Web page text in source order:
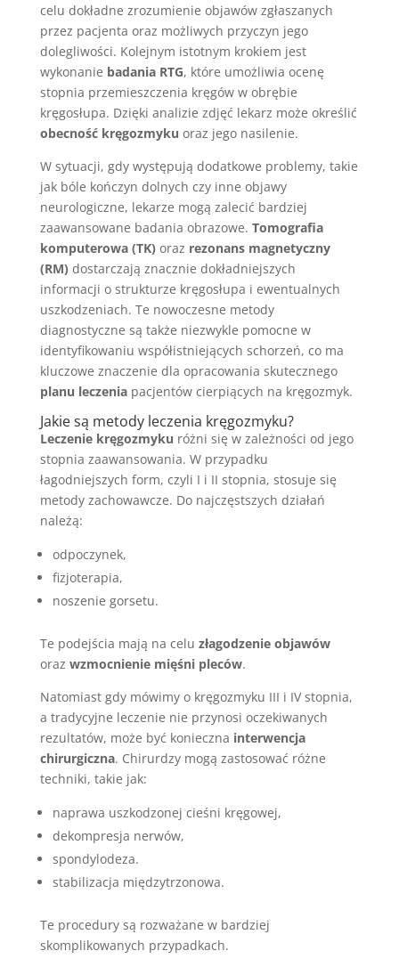
celu dokładne zrozumienie objawów zgłaszanych
przez pacjenta oraz możliwych przyczyn jego
dolegliwości. Kolejnym istotnym krokiem jest
wykonanie badania RTG, które umożliwia ocenę
stopnia przemieszczenia kręgów w obrębie
kręgosłupa. Dzięki analizie zdjęć lekarz może określić
obecność kręgozmyku oraz jego nasilenie.
W sytuacji, gdy występują dodatkowe problemy, takie
jak bóle kończyn dolnych czy inne objawy
neurologiczne, lekarze mogą zalecić bardziej
zaawansowane badania obrazowe. Tomografia
komputerowa (TK) oraz rezonans magnetyczny
(RM) dostarczają znacznie dokładniejszych
informacji o strukturze kręgosłupa i ewentualnych
uszkodzeniach. Te nowoczesne metody
diagnostyczne są także niezwykle pomocne w
identyfikowaniu współistniejących schorzeń, co ma
kluczowe znaczenie dla opracowania skutecznego
planu leczeniapacjentów cierpiących na kręgozmyk.
Jakie są metody leczenia kręgozmyku?
Leczenie kręgozmyku różni się w zależności od jego
stopnia zaawansowania. W przypadku
łagodniejszych form, czyli I i II stopnia, stosuje się
metody zachowawcze. Do najczęstszych działań
należą:
odpoczynek,
fizjoterapia,
noszenie gorsetu.
Te podejścia mają na celu złagodzenie objawów
oraz wzmocnienie mięśni pleców.
Natomiast gdy mówimy o kręgozmyku III i IV stopnia,
a tradycyjne leczenie nie przynosi oczekiwanych
rezultatów, może być konieczna interwencja
chirurgiczna. Chirurdzy mogą zastosować różne
techniki, takie jak:
naprawa uszkodzonej cieśni kręgowej,
dekompresja nerwów,
spondylodeza.
stabilizacja międzytrzonowa.
Te procedury są rozważane w bardziej
skomplikowanych przypadkach.